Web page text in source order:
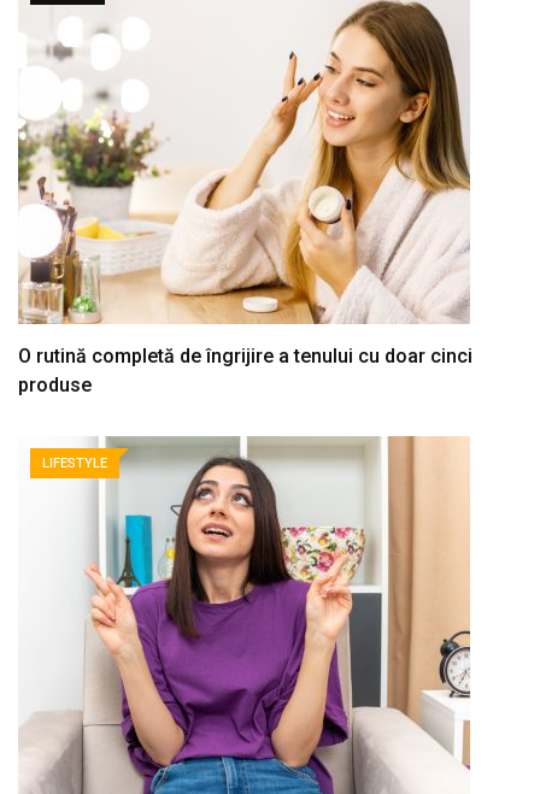
O rutină completă de îngrijire a tenului cu doar cinci
produse
LIFESTYLE